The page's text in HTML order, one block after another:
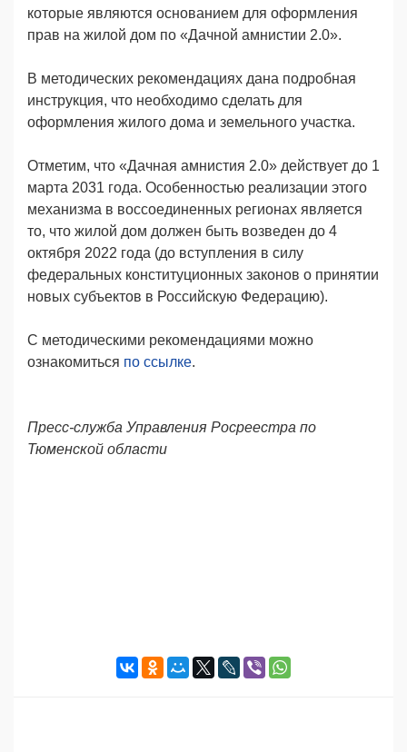
которые являются основанием для оформления
прав на жилой дом по «Дачной амнистии 2.0».
В методических рекомендациях дана подробная
инструкция, что необходимо сделать для
оформления жилого дома и земельного участка.
Отметим, что «Дачная амнистия 2.0» действует до 1
марта 2031 года. Особенностью реализации этого
механизма в воссоединенных регионах является
то, что жилой дом должен быть возведен до 4
октября 2022 года (до вступления в силу
федеральных конституционных законов о принятии
новых субъектов в Российскую Федерацию).
С методическими рекомендациями можно
ознакомиться по ссылке.
Пресс-служба Управления Росреестра по
Тюменской области